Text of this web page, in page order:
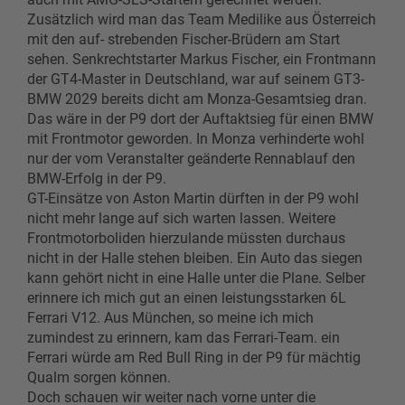
Zusätzlich wird man das Team Medilike aus Österreich
mit den auf- strebenden Fischer-Brüdern am Start
sehen. Senkrechtstarter Markus Fischer, ein Frontmann
der GT4-Master in Deutschland, war auf seinem GT3-
BMW 2029 bereits dicht am Monza-Gesamtsieg dran.
Das wäre in der P9 dort der Auftaktsieg für einen BMW
mit Frontmotor geworden. In Monza verhinderte wohl
nur der vom Veranstalter geänderte Rennablauf den
BMW-Erfolg in der P9.
GT-Einsätze von Aston Martin dürften in der P9 wohl
nicht mehr lange auf sich warten lassen. Weitere
Frontmotorboliden hierzulande müssten durchaus
nicht in der Halle stehen bleiben. Ein Auto das siegen
kann gehört nicht in eine Halle unter die Plane. Selber
erinnere ich mich gut an einen leistungsstarken 6L
Ferrari V12. Aus München, so meine ich mich
zumindest zu erinnern, kam das Ferrari-Team. ein
Ferrari würde am Red Bull Ring in der P9 für mächtig
Qualm sorgen können.
Doch schauen wir weiter nach vorne unter die